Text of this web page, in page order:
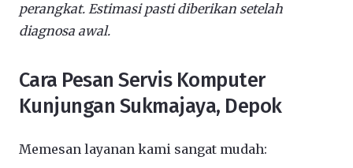
perangkat. Estimasi pasti diberikan setelah
diagnosa awal.
Cara Pesan Servis Komputer
Kunjungan Sukmajaya, Depok
Memesan layanan kami sangat mudah: